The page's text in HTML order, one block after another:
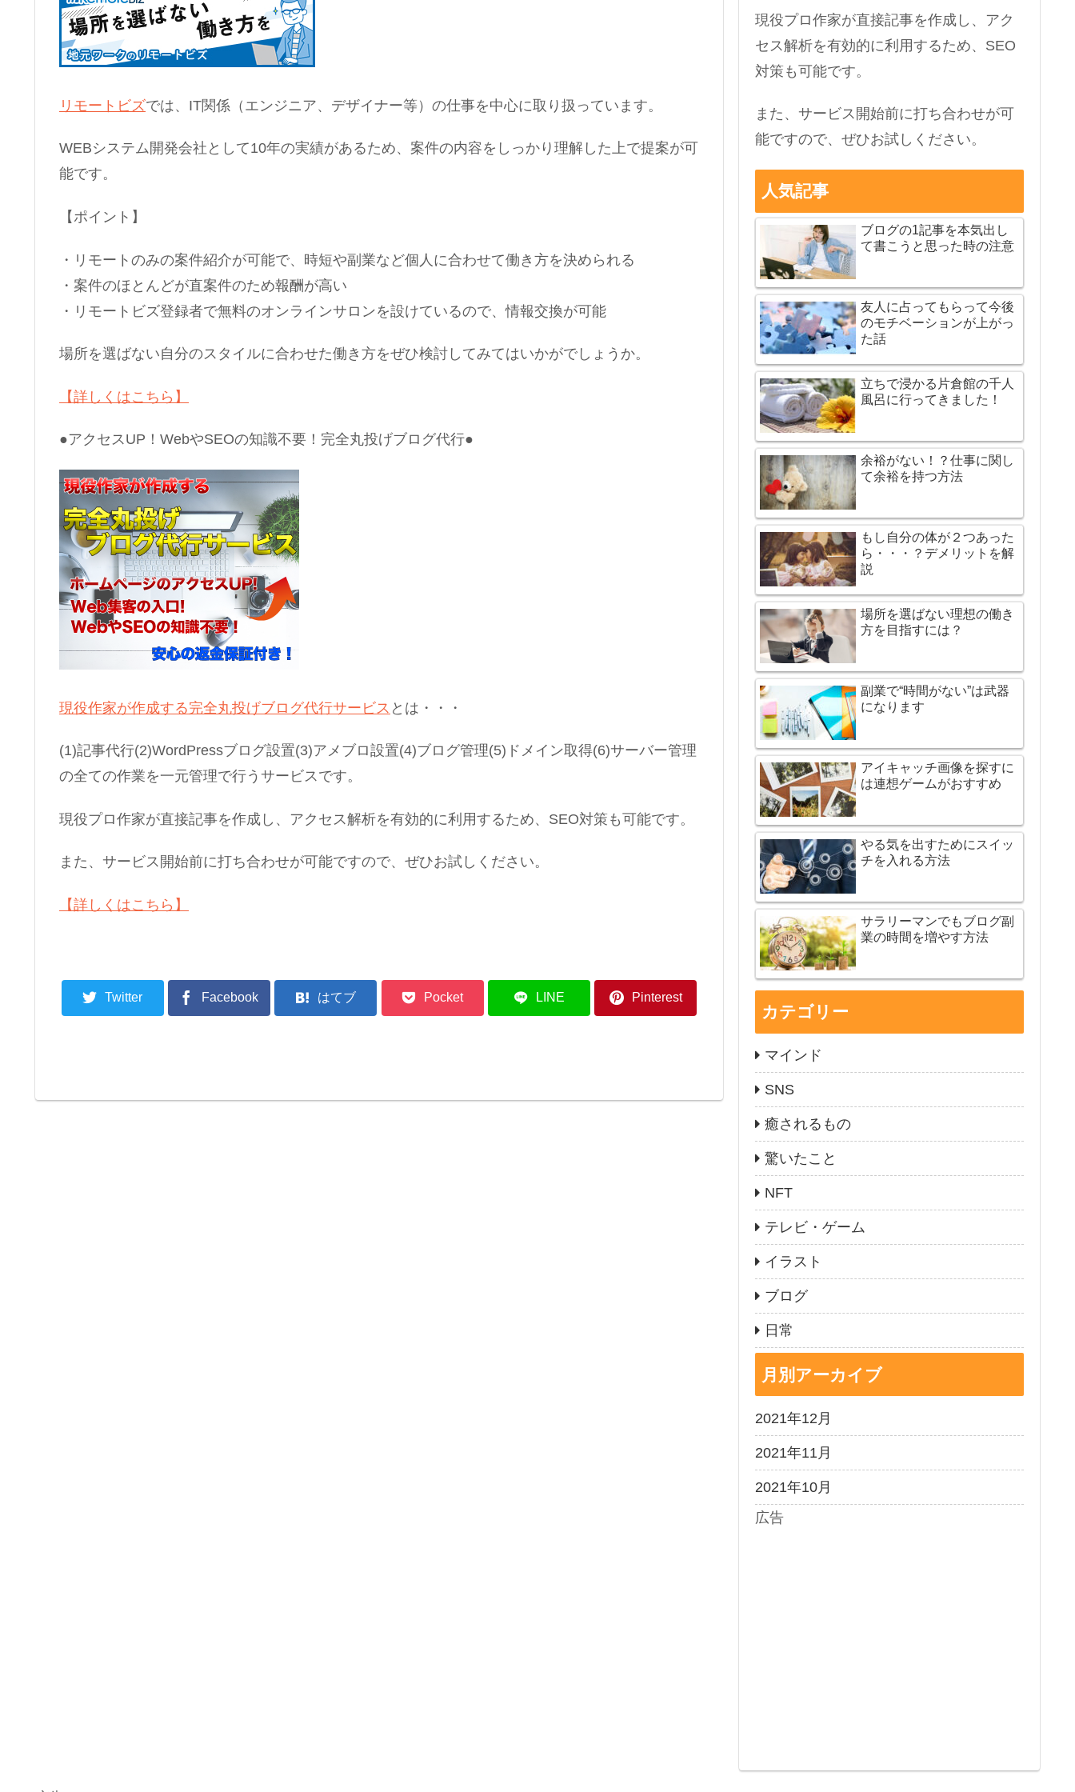
リモートビズでは、IT関係（エンジニア、デザイナー等）の仕事を中心に取り扱っています。
WEBシステム開発会社として10年の実績があるため、案件の内容をしっかり理解した上で提案が可
能です。
【ポイント】
・リモートのみの案件紹介が可能で、時短や副業など個人に合わせて働き方を決められる
・案件のほとんどが直案件のため報酬が高い
・リモートビズ登録者で無料のオンラインサロンを設けているので、情報交換が可能
場所を選ばない自分のスタイルに合わせた働き方をぜひ検討してみてはいかがでしょうか。
【詳しくはこちら】
●アクセスUP！WebやSEOの知識不要！完全丸投げブログ代行●
現役作家が作成する完全丸投げブログ代行サービス とは・・・
(1)記事代行(2)WordPressブログ設置(3)アメブロ設置(4)ブログ管理(5)ドメイン取得(6)サーバー管理
の全ての作業を一元管理で行うサービスです。
現役プロ作家が直接記事を作成し、アクセス解析を有効的に利用するため、SEO対策も可能です。
また、サービス開始前に打ち合わせが可能ですので、ぜひお試しください。
【詳しくはこちら】
Twitter Facebook はてブ Pocket LINE Pinterest
現役プロ作家が直接記事を作成し、アク
セス解析を有効的に利用するため、SEO
対策も可能です。
また、サービス開始前に打ち合わせが可
能ですので、ぜひお試しください。
人気記事
ブログの1記事を本気出し
て書こうと思った時の注意
友人に占ってもらって今後
のモチベーションが上がっ
た話
立ちで浸かる片倉館の千人
風呂に行ってきました！
余裕がない！？仕事に関し
て余裕を持つ方法
もし自分の体が２つあった
ら・・・？デメリットを解
説
場所を選ばない理想の働き
方を目指すには？
副業で“時間がない”は武器
になります
アイキャッチ画像を探すに
は連想ゲームがおすすめ
やる気を出すためにスイッ
チを入れる方法
サラリーマンでもブログ副
業の時間を増やす方法
カテゴリー
マインド
SNS
癒されるもの
驚いたこと
NFT
テレビ・ゲーム
イラスト
ブログ
日常
月別アーカイブ
2021年12月
2021年11月
2021年10月
広告